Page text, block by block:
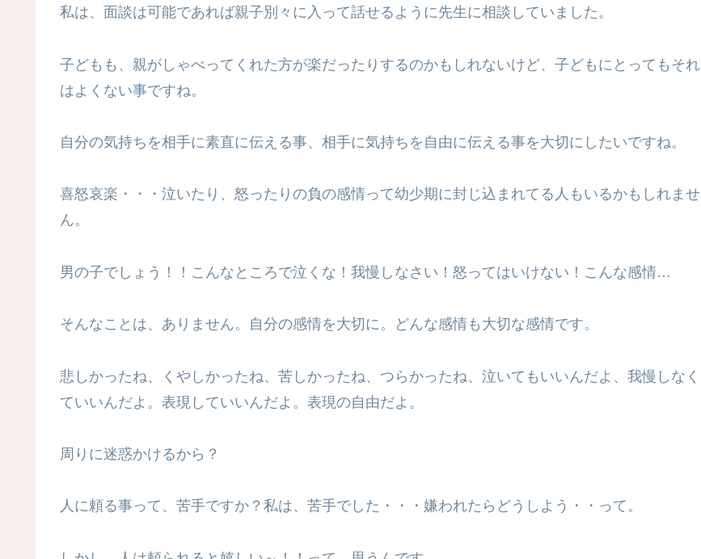
私は、面談は可能であれば親子別々に入って話せるように先生に相談していました。
子どもも、親がしゃべってくれた方が楽だったりするのかもしれないけど、子どもにとってもそれ
はよくない事ですね。
自分の気持ちを相手に素直に伝える事、相手に気持ちを自由に伝える事を大切にしたいですね。
喜怒哀楽・・・泣いたり、怒ったりの負の感情って幼少期に封じ込まれてる人もいるかもしれませ
ん。
男の子でしょう！！こんなところで泣くな！我慢しなさい！怒ってはいけない！こんな感情…
そんなことは、ありません。自分の感情を大切に。どんな感情も大切な感情です。
悲しかったね、くやしかったね、苦しかったね、つらかったね、泣いてもいいんだよ、我慢しなく
ていいんだよ。表現していいんだよ。表現の自由だよ。
周りに迷惑かけるから？
人に頼る事って、苦手ですか？私は、苦手でした・・・嫌われたらどうしよう・・って。